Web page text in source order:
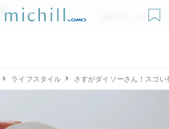
無料ダウンロード
ライフスタイル さすがダイソーさん！スゴ